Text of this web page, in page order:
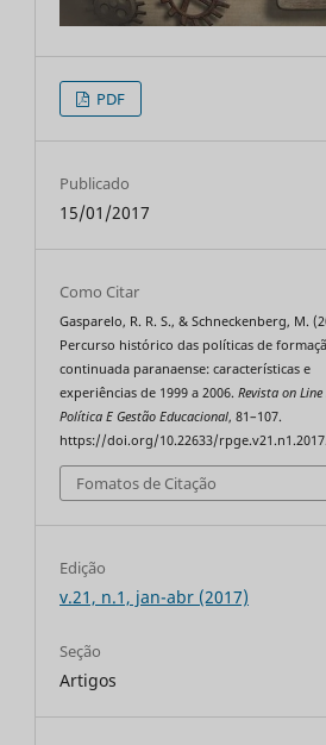
PDF
Publicado
15/01/2017
Como Citar
Gasparelo, R. R. S., & Schneckenberg, M.
Percurso histórico das políticas de
continuada paranaense: características e
experiências de 1999 a 2006.Revista on Line
Política E Gestão Educacional, 81–107.
https://doi.org/10.22633/
Fomatos de Citação
Edição
v.21, n.1, jan-abr (2017)
Seção
Artigos